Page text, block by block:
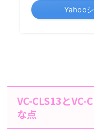
Yahoo
VC-CLS13とVC-
な点